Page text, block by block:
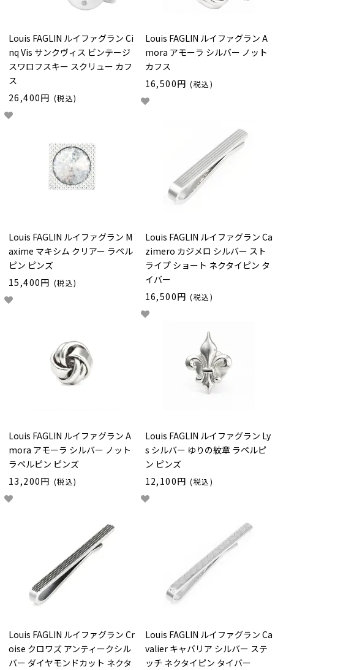
Louis FAGLIN ルイファグラン Ci
nq Vis サンクヴィス ビンテージ
スワロフスキー スクリュー カフ
ス
26,400円 (税込)
Louis FAGLIN ルイファグラン A
mora アモーラ シルバー ノット
カフス
16,500円 (税込)
Louis FAGLIN ルイファグラン M
axime マキシム クリアー ラペル
ピン ピンズ
15,400円 (税込)
Louis FAGLIN ルイファグラン Ca
zimero カジメロ シルバー スト
ライプ ショート ネクタイピン タ
イバー
16,500円 (税込)
Louis FAGLIN ルイファグラン A
mora アモーラ シルバー ノット
ラペルピン ピンズ
13,200円 (税込)
Louis FAGLIN ルイファグラン Ly
s シルバー ゆりの紋章 ラペルピ
ン ピンズ
12,100円 (税込)
Louis FAGLIN ルイファグラン Cr
oise クロワズ アンティークシル
バー ダイヤモンドカット ネクタ
Louis FAGLIN ルイファグラン Ca
valier キャバリア シルバー ステ
ッチ ネクタイピン タイバー